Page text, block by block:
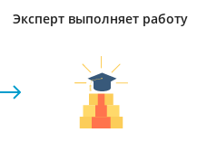
Эксперт выполняет работу